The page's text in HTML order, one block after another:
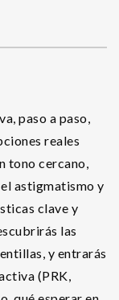
paso a paso,
reales
tono cercano,
astigmatismo y
clave y
las
y entrarás
(PRK,